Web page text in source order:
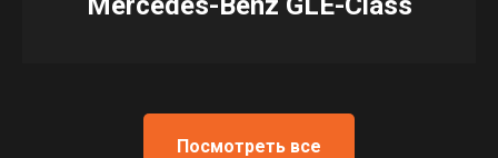
Посмотреть все